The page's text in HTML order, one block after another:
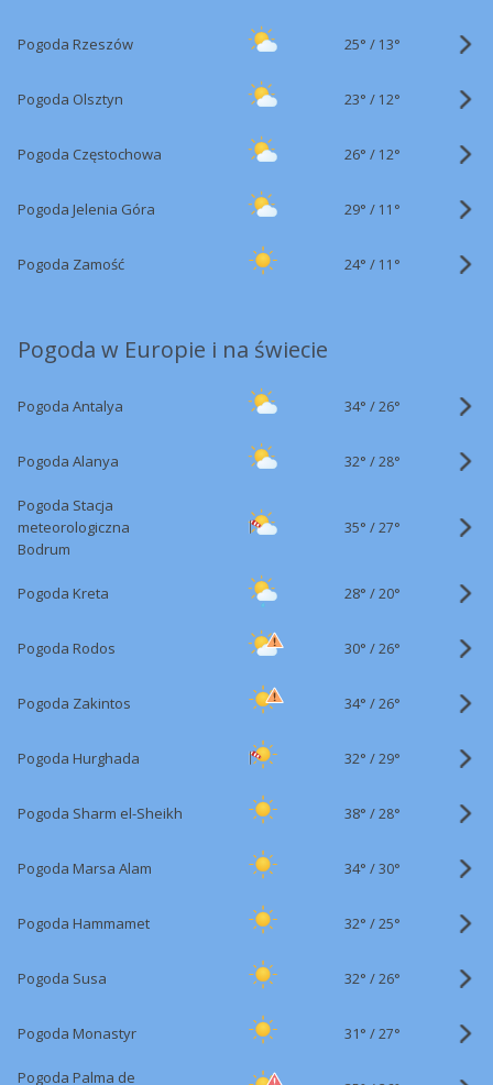
Pogoda Rzeszów 25° / 13°
Pogoda Olsztyn 23° / 12°
Pogoda Częstochowa 26° / 12°
Pogoda Jelenia Góra 29° / 11°
Pogoda Zamość 24° / 11°
Pogoda w Europie i na świecie
Pogoda Antalya 34° /26°
Pogoda Alanya 32° /28°
Pogoda Stacja
meteorologiczna
Bodrum
35° /27°
Pogoda Kreta 28° /20°
Pogoda Rodos 30° /26°
Pogoda Zakintos 34° /26°
Pogoda Hurghada 32° /29°
Pogoda Sharm el-Sheikh 38° /28°
Pogoda Marsa Alam 34° /30°
Pogoda Hammamet 32° /25°
Pogoda Susa 32° /26°
Pogoda Monastyr 31° /27°
Pogoda Palma de